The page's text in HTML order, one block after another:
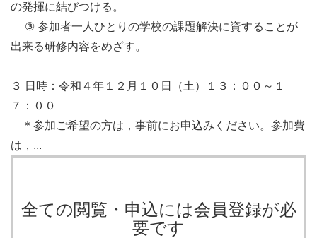
の発揮に結びつける。
③ 参加者一人ひとりの学校の課題解決に資することが
出来る研修内容をめざす。
３ 日時：令和４年１２月１０日（土）１３：００～１
７：００
＊参加ご希望の方は，事前にお申込みください。参加費
は，...
全ての閲覧・申込には会員登録が必
要です